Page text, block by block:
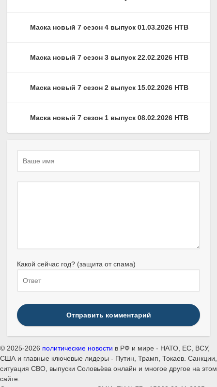
Маска новый 7 сезон 4 выпуск 01.03.2026 НТВ
Маска новый 7 сезон 3 выпуск 22.02.2026 НТВ
Маска новый 7 сезон 2 выпуск 15.02.2026 НТВ
Маска новый 7 сезон 1 выпуск 08.02.2026 НТВ
Какой сейчас год? (защита от спама)
Отправить комментарий
© 2025-2026 политические новости в РФ и мире - НАТО, ЕС, ВСУ,
США и главные ключевые лидеры - Путин, Трамп, Токаев. Санкции,
ситуация СВО, выпуски Соловьёва онлайн и многое другое на этом
сайте.